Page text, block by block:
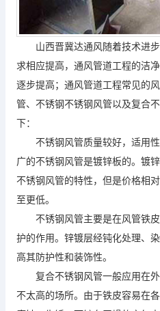
山西晋冀达通风随着技术进
求相应提高，通风管道工程的洁
逐步提高；通风管道工程常见的
管、不锈钢不锈钢风管以及复合
下：
不锈钢风管质量较好，适用
广的不锈钢风管是镀锌板的。镀
不锈钢风管的特性，但是价格相
至更低。
不锈钢风管主要是在风管铁
护的作用。锌镀层经钝化处理、
高其防护性和装饰性。
复合不锈钢风管一般应用在
不太高的场所。由于铁皮容易在